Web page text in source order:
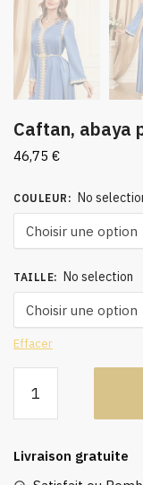
Caftan, abaya
46,75 €
COULEUR : No
TAILLE: No selection
Effacer
Caftan,
pour
Livraison gratuite